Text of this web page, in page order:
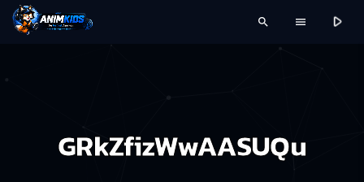
search menu play_arrow
GRkZfizWwAASUQu